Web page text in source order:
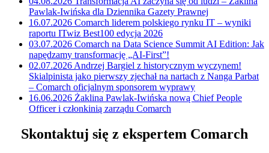
Pawlak-Iwińska dla Dziennika Gazety Prawnej
16.07.2026 Comarch liderem polskiego rynku IT – wyniki
raportu ITwiz Best100 edycja 2026
03.07.2026 Comarch na Data Science Summit AI Edition: Jak
napędzamy transformację „AI-First”!
02.07.2026 Andrzej Bargiel z historycznym wyczynem!
Skialpinista jako pierwszy zjechał na nartach z Nanga Parbat
– Comarch oficjalnym sponsorem wyprawy
16.06.2026 Żaklina Pawlak-Iwińska nową Chief People
Officer i członkinią zarządu Comarch
Skontaktuj się z ekspertem Comarch